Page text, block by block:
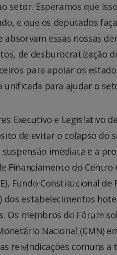
setor. Esperamos que
e que os deputados
essas nossas
de desburocratização
para apoiar os
para ajudar o
Executivo e Legislativo
de evitar o colapso do
imediata e a
Financiamento do
Fundo Constitucional
dos estabelecimentos
Os membros do Fórum
Nacional (CMN)
reivindicações comuns a